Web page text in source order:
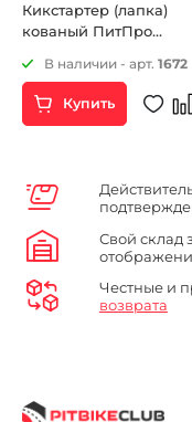
Кикстартер (лапка)
кованый ПитПро
В наличии - арт. 1672
Купить
Свой склад
Честные и
возврата